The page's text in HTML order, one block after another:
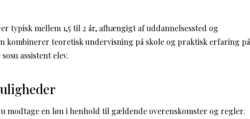
typisk mellem 1,5 til 2 år, afhængigt af uddannelsessted og
kombinerer teoretisk undervisning på skole og praktisk erfaring på
assistent elev.
modtage en løn i henhold til gældende overenskomster og regler.